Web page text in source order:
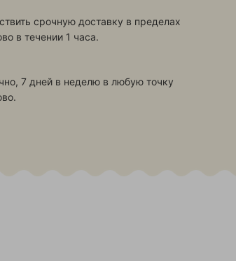
срочную доставку в пределах
в течении 1 часа.
7 дней в неделю в любую точку
.